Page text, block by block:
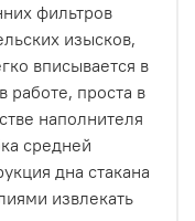
фильтров
изысков,
вписывается в
работе, проста в
наполнителя
средней
дна стакана
извлекать